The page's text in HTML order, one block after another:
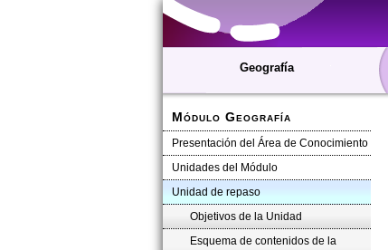
Geografía
Módulo Geografía
Presentación del Área de Conocimiento
Unidades del Módulo
Unidad de repaso
Objetivos de la Unidad
Esquema de contenidos de la